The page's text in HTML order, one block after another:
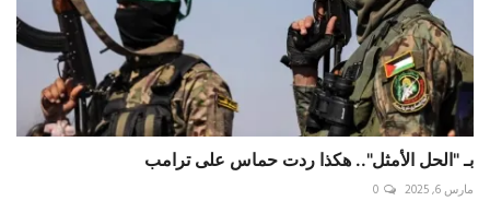
بـ "الحل الأمثل".. هكذا ردت حماس على ترامب
مارس 6, 2025 0